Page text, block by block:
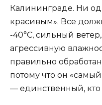
Калининграде. Ни
красивым». Все
-40°C, сильный
агрессивную
правильно
потому что он
— единственный, кто